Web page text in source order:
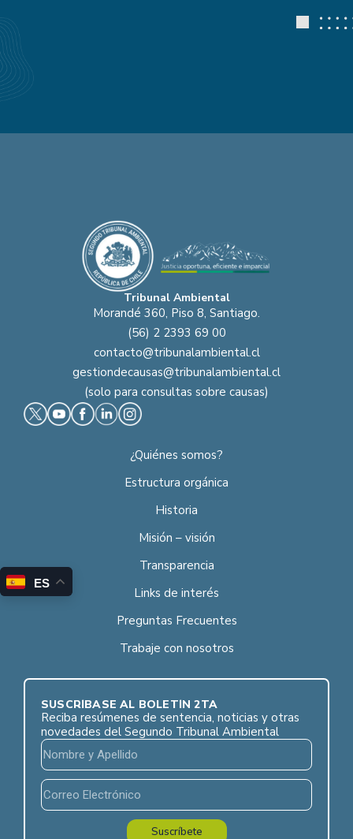
Tribunal Ambiental
Morandé 360, Piso 8, Santiago.
(56) 2 2393 69 00
contacto@tribunalambiental.cl
gestiondecausas@tribunalambiental.cl
(solo para consultas sobre causas)
¿Quiénes somos?
Estructura orgánica
Historia
Misión – visión
Transparencia
Links de interés
Preguntas Frecuentes
Trabaje con nosotros
SUSCRÍBASE AL BOLETÍN 2TA
Reciba resúmenes de sentencia, noticias y otras
novedades del Segundo Tribunal Ambiental
Suscríbete
ES